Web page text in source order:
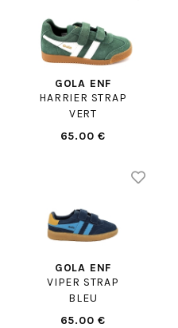
GOLA ENF
HARRIER STRAP
VERT
65.00 €
GOLA ENF
VIPER STRAP
BLEU
65.00 €